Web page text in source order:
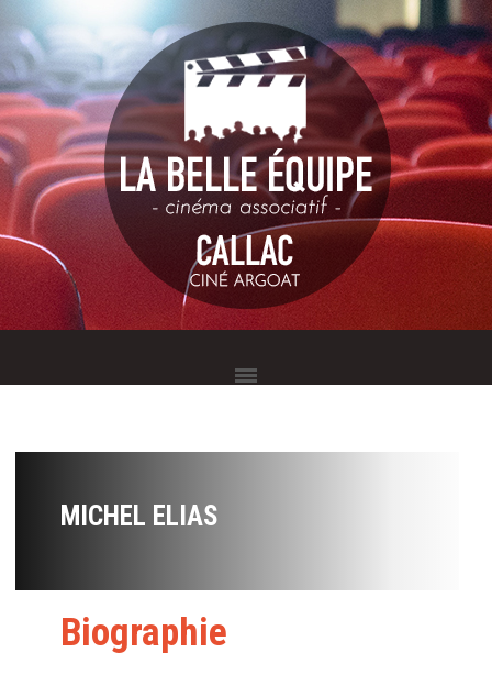
MICHEL ELIAS
Biographie